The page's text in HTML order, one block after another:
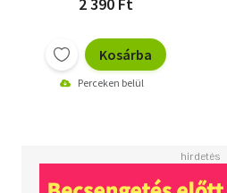
Kosárba
Perceken belül